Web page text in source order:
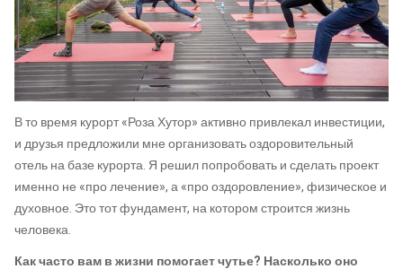
В то время курорт «Роза Хутор» активно привлекал инвестиции,
и друзья предложили мне организовать оздоровительный
отель на базе курорта. Я решил попробовать и сделать проект
именно не «про лечение», а «про оздоровление», физическое и
духовное. Это тот фундамент, на котором строится жизнь
человека.
Как часто вам в жизни помогает чутье? Насколько оно